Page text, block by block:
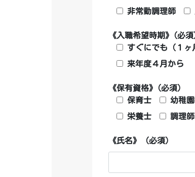
非常勤調理師
《入職希望時期》(必
すぐにでも（１ヶ
来年度４月から
《保有資格》(必須)
保育士
幼稚
栄養士
調理師
《氏名》 (必須)